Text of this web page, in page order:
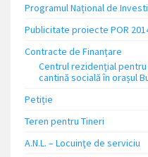
Programul Național de
Publicitate proiecte POR
Contracte de Finanțare
Centrul rezidențial
cantină socială în orașul
Petiție
Teren pentru Tineri
A.N.L. – Locuinţe de serviciu